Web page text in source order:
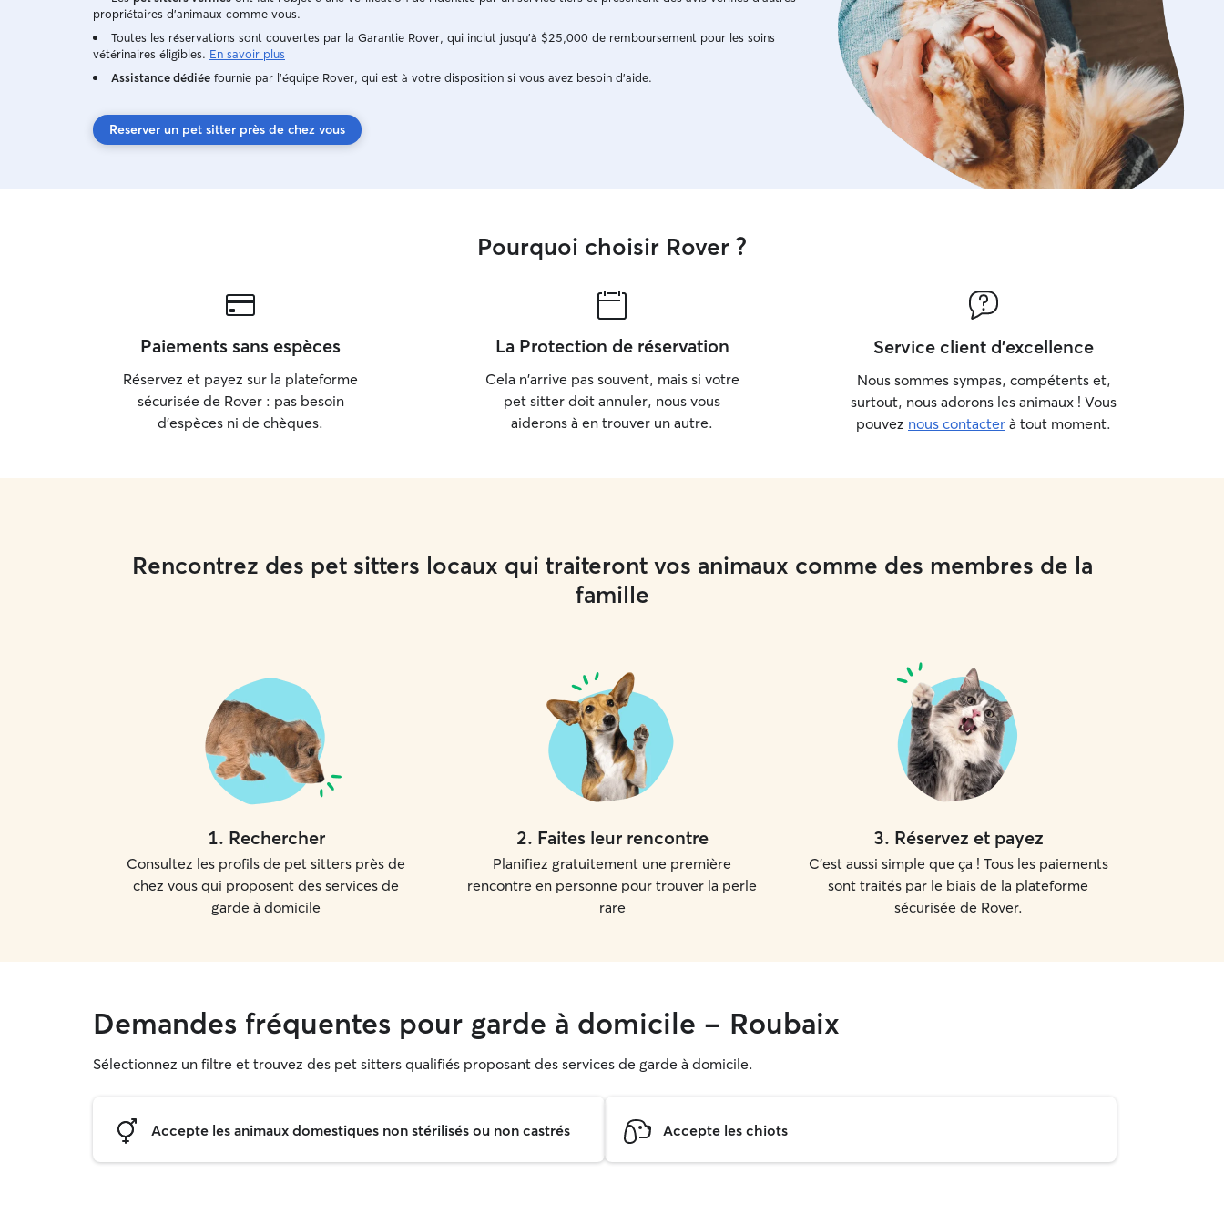
propriétaires d'animaux comme vous.
Toutes les réservations sont couvertes par la Garantie Rover, qui inclut jusqu'à $25,000 de remboursement pour les soins
vétérinaires éligibles. En savoir plus
Assistance dédiée fournie par l'équipe Rover, qui est à votre disposition si vous avez besoin d'aide.
Reserver un pet sitter près de chez vous
Pourquoi choisir Rover ?
Paiements sans espèces
Réservez et payez sur la plateforme
sécurisée de Rover : pas besoin
d'espèces ni de chèques.
La Protection de réservation
Cela n'arrive pas souvent, mais si votre
pet sitter doit annuler, nous vous
aiderons à en trouver un autre.
Service client d'excellence
Nous sommes sympas, compétents et,
surtout, nous adorons les animaux ! Vous
pouvez nous contacter à tout moment.
Rencontrez des pet sitters locaux qui traiteront vos animaux comme des membres de la
famille
1. Rechercher
Consultez les profils de pet sitters près de
chez vous qui proposent des services de
garde à domicile
2. Faites leur rencontre
Planifiez gratuitement une première
rencontre en personne pour trouver la perle
rare
3. Réservez et payez
C'est aussi simple que ça ! Tous les paiements
sont traités par le biais de la plateforme
sécurisée de Rover.
Demandes fréquentes pour garde à domicile - Roubaix
Sélectionnez un filtre et trouvez des pet sitters qualifiés proposant des services de garde à domicile.
Accepte les animaux domestiques non stérilisés ou non castrés Accepte les chiots